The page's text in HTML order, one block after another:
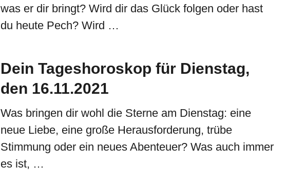
was er dir bringt? Wird dir das Glück folgen oder hast
du heute Pech? Wird …
Dein Tageshoroskop für Dienstag,
den 16.11.2021
Was bringen dir wohl die Sterne am Dienstag: eine
neue Liebe, eine große Herausforderung, trübe
Stimmung oder ein neues Abenteuer? Was auch immer
es ist, …